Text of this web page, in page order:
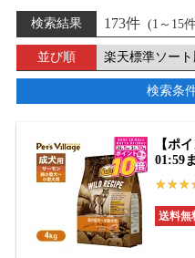
検索結果 173件 (1～15
並び順
検索条
【ポ
01:59
サー
シピ
ッツ
送料無